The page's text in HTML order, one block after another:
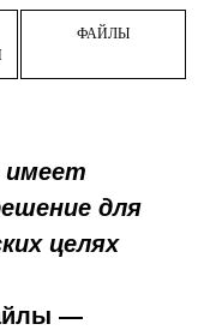
ФАЙЛЫ
имеет
для
целях
—